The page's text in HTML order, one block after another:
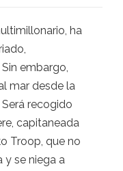
ha
embargo,
mar desde la
recogido
capitaneada
Troop, que no
y se niega a